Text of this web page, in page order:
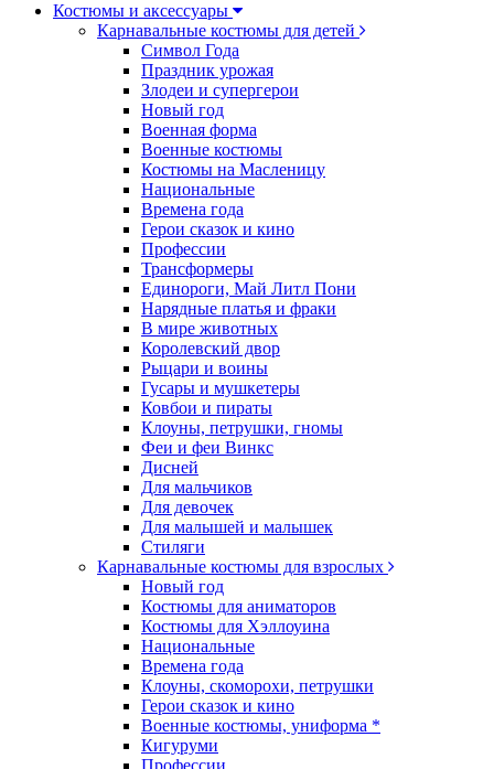
Костюмы и аксессуары
Карнавальные костюмы для детей
Символ Года
Праздник урожая
Злодеи и супергерои
Новый год
Военная форма
Военные костюмы
Костюмы на Масленицу
Национальные
Времена года
Герои сказок и кино
Профессии
Трансформеры
Единороги, Май Литл Пони
Нарядные платья и фраки
В мире животных
Королевский двор
Рыцари и воины
Гусары и мушкетеры
Ковбои и пираты
Клоуны, петрушки, гномы
Феи и феи Винкс
Дисней
Для мальчиков
Для девочек
Для малышей и малышек
Стиляги
Карнавальные костюмы для взрослых
Новый год
Костюмы для аниматоров
Костюмы для Хэллоуина
Национальные
Времена года
Клоуны, скоморохи, петрушки
Герои сказок и кино
Военные костюмы, униформа *
Кигуруми
Профессии